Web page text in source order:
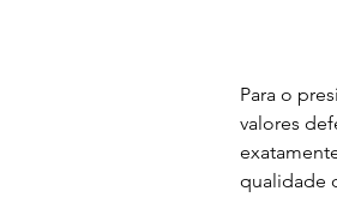
Para o
valores
qualidade